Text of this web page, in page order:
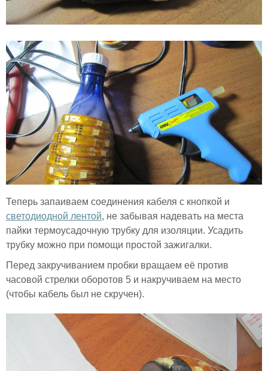
Теперь запаиваем соединения кабеля с кнопкой и
светодиодной лентой, не забывая надевать на места
пайки термоусадочную трубку для изоляции. Усадить
трубку можно при помощи простой зажигалки.
Перед закручиванием пробки вращаем её против
часовой стрелки оборотов 5 и накручиваем на место
(чтобы кабель был не скручен).